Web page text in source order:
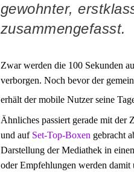
gewohnter,
zusammengefasst.
Zwar werden die 100 Sekunden
verborgen. Noch bevor der
erhält der mobile Nutzer seine
Ähnliches passiert gerade mit
und auf Set-Top-Boxen gebracht
Darstellung der Mediathek in
oder Empfehlungen werden